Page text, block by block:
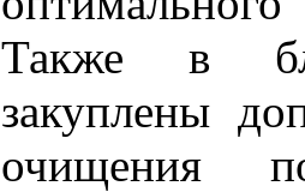
Также в
закуплены
очищения